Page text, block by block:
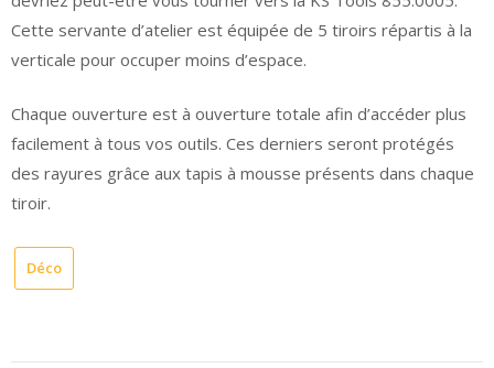
Cette servante d’atelier est équipée de 5 tiroirs répartis à la
verticale pour occuper moins d’espace.
Chaque ouverture est à ouverture totale afin d’accéder plus
facilement à tous vos outils. Ces derniers seront protégés
des rayures grâce aux tapis à mousse présents dans chaque
tiroir.
Déco